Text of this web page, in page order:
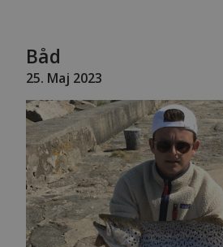
Båd
25. Maj 2023